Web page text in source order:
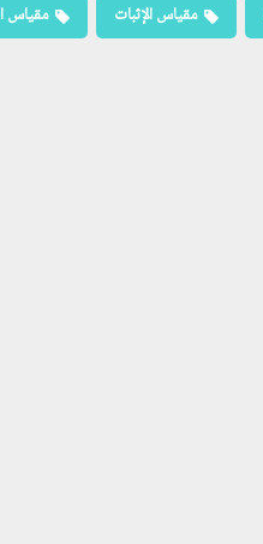
مقياس الإثبات مقياس